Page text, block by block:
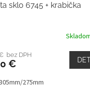
sklo 6745 + krabička
bez DPH
€
275mm